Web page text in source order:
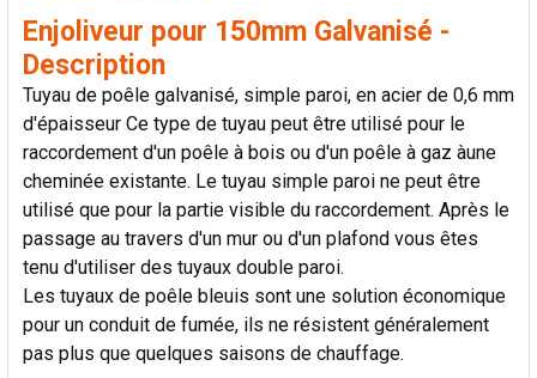
TOUT
SÉLECTIONNER
AJOUTER
LA
SÉLECTION
AU PANIER
Enjoliveur pour 150mm Galvanisé -
Description
Tuyau de poêle galvanisé, simple paroi, en acier de 0,6 mm
d'épaisseur Ce type de tuyau peut être utilisé pour le
raccordement d'un poêle à bois ou d'un poêle à gaz àune
cheminée existante. Le tuyau simple paroi ne peut être
utilisé que pour la partie visible du raccordement. Après le
passage au travers d'un mur ou d'un plafond vous êtes
tenu d'utiliser des tuyaux double paroi.
Les tuyaux de poêle bleuis sont une solution économique
pour un conduit de fumée, ils ne résistent généralement
pas plus que quelques saisons de chauffage.